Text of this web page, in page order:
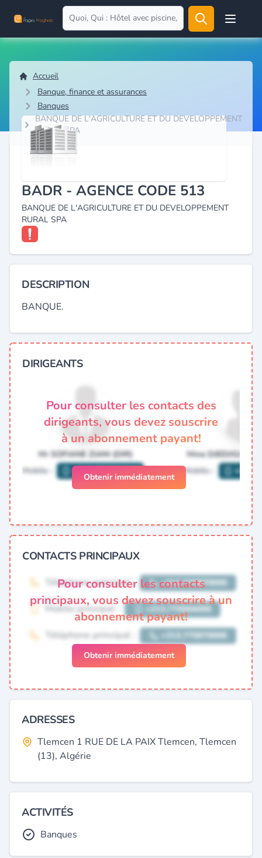
Open
Accueil
Banque, finance et assurances
Banques
BANQUE DE L'AGRICULTURE ET DU DEVELOPPEMENT
RURAL SPA
BADR - AGENCE CODE 513
BANQUE DE L'AGRICULTURE ET DU DEVELOPPEMENT
RURAL SPA
DESCRIPTION
BANQUE.
DIRIGEANTS
Pour consulter les contacts des
dirigeants, vous devez souscrire
à un abonnement payant!
Obtenir immédiatement
CONTACTS PRINCIPAUX
Pour consulter les contacts
principaux, vous devez souscrire à un
abonnement payant!
Obtenir immédiatement
ADRESSES
Tlemcen 1 RUE DE LA PAIX Tlemcen, Tlemcen
(13), Algérie
ACTIVITÉS
Banques